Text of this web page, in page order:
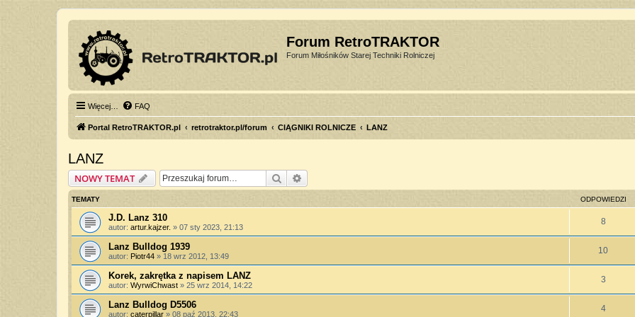
Forum RetroTRAKTOR
Forum Miłośników Starej Techniki Rolniczej
Więcej… FAQ
Portal RetroTRAKTOR.pl retrotraktor.pl/forum CIĄGNIKI ROLNICZE LANZ
LANZ
NOWY TEMAT Szukaj
TEMATY ODPOWIEDZI
J.D. Lanz 310
autor: artur.kajzer. » 07 sty 2023, 21:13
8
Lanz Bulldog 1939
autor: Piotr44 » 18 wrz 2012, 13:49
10
Korek, zakrętka z napisem LANZ
autor: WyrwiChwast » 25 wrz 2014, 14:22
3
Lanz Bulldog D5506
autor: caterpillar » 08 paź 2013, 22:43
4